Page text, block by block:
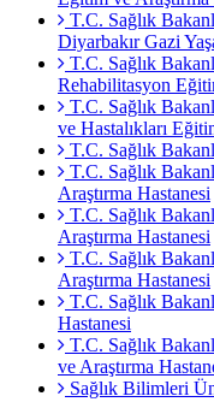
T.C. Sağlık
Diyarbakır Gazi
T.C. Sağlık
Rehabilitasyon
T.C. Sağlık
ve Hastalıkları
T.C. Sağlık
T.C. Sağlık
Araştırma Hastanesi
T.C. Sağlık
Araştırma Hastanesi
T.C. Sağlık
Araştırma Hastanesi
T.C. Sağlık
Hastanesi
T.C. Sağlık
ve Araştırma
Sağlık Bilimleri